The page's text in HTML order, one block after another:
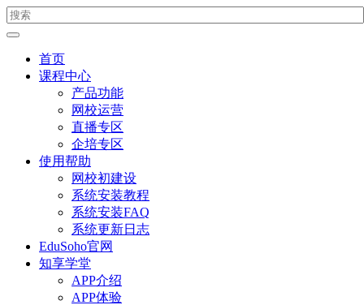
首页
课程中心
产品功能
网校运营
直播专区
企培专区
使用帮助
网校初建设
系统安装教程
系统安装FAQ
系统更新日志
EduSoho官网
知享学堂
APP介绍
APP体验